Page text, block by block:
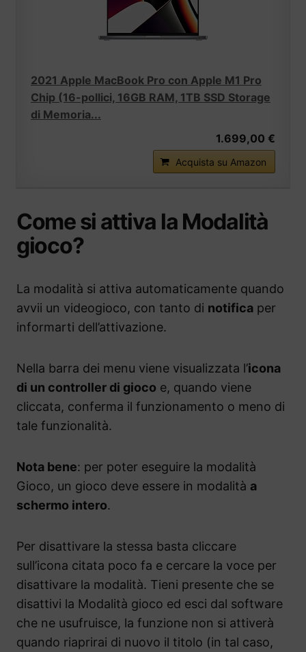
2021 Apple MacBook Pro con Apple M1 Pro
Chip (16-pollici, 16GB RAM, 1TB SSD Storage
di Memoria...
1.699,00 €
Acquista su Amazon
Come si attiva la Modalità
gioco?
La modalità si attiva automaticamente quando
avvii un videogioco, con tanto di notifica per
informarti dell’attivazione.
Nella barra dei menu viene visualizzata l’icona
di un controller di gioco e, quando viene
cliccata, conferma il funzionamento o meno di
tale funzionalità.
Nota bene: per poter eseguire la modalità
Gioco, un gioco deve essere in modalità a
schermo intero.
Per disattivare la stessa basta cliccare
sull’icona citata poco fa e cercare la voce per
disattivare la modalità. Tieni presente che se
disattivi la Modalità gioco ed esci dal software
che ne usufruisce, la funzione non si attiverà
quando riaprirai di nuovo il titolo (in tal caso,